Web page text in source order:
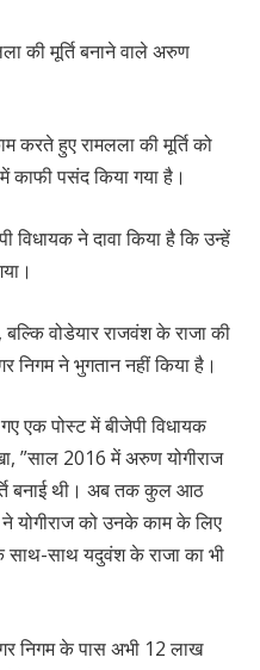
की मूर्ति बनाने वाले अरुण
करते हुए रामलला की मूर्ति को
काफी पसंद किया गया है।
ने दावा किया है कि उन्हें
बल्कि वोडेयार राजवंश के राजा की
निगम ने भुगतान नहीं किया है।
एक पोस्ट में बीजेपी विधायक
”साल 2016 में अरुण योगीराज
बनाई थी। अब तक कुल आठ
योगीराज को उनके काम के लिए
साथ-साथ यदुवंश के राजा का भी
निगम के पास अभी 12 लाख